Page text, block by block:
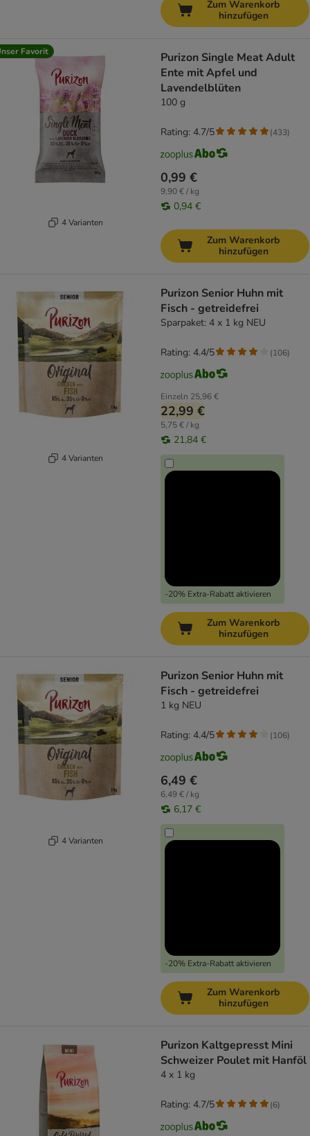
Zum Warenkorb
hinzufügen
Favorit
4 Varianten
Purizon Single Meat Adult
Ente mit Apfel und
Lavendelblüten
100 g
0,99 €
9,90 € / kg
0,94 €
Rating: 4.7/5 (433)
Zum Warenkorb
hinzufügen
4 Varianten
Purizon Senior Huhn mit
Fisch - getreidefrei
Sparpaket: 4 x 1 kg NEU
Einzeln 25,96 €
22,99 €
5,75 € / kg
21,84 €
-20% Extra-Rabatt aktivieren
Rating: 4.4/5 (106)
Zum Warenkorb
hinzufügen
4 Varianten
Purizon Senior Huhn mit
Fisch - getreidefrei
1 kg NEU
6,49 €
6,49 € / kg
6,17 €
-20% Extra-Rabatt aktivieren
Rating: 4.4/5 (106)
Zum Warenkorb
hinzufügen
Purizon Kaltgepresst Mini
Schweizer Poulet mit Hanföl
4 x 1 kg
Rating: 4.7/5 (6)